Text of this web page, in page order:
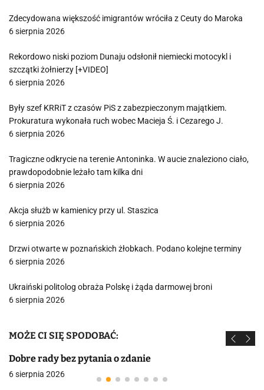
Zdecydowana większość imigrantów wróciła z Ceuty do Maroka
6 sierpnia 2026
Rekordowo niski poziom Dunaju odsłonił niemiecki motocykl i
szczątki żołnierzy [+VIDEO]
6 sierpnia 2026
Były szef KRRiT z czasów PiS z zabezpieczonym majątkiem.
Prokuratura wykonała ruch wobec Macieja Ś. i Cezarego J.
6 sierpnia 2026
Tragiczne odkrycie na terenie Antoninka. W aucie znaleziono ciało,
prawdopodobnie leżało tam kilka dni
6 sierpnia 2026
Akcja służb w kamienicy przy ul. Staszica
6 sierpnia 2026
Drzwi otwarte w poznańskich żłobkach. Podano kolejne terminy
6 sierpnia 2026
Ukraiński politolog obraża Polskę i żąda darmowej broni
6 sierpnia 2026
MOŻE CI SIĘ SPODOBAĆ:
Dobre rady bez pytania o zdanie
6 sierpnia 2026